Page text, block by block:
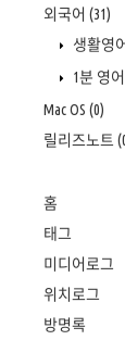
외국어 (31)
생활영어
1분 영
Mac OS (0)
릴리즈노트
홈
태그
미디어로그
위치로그
방명록